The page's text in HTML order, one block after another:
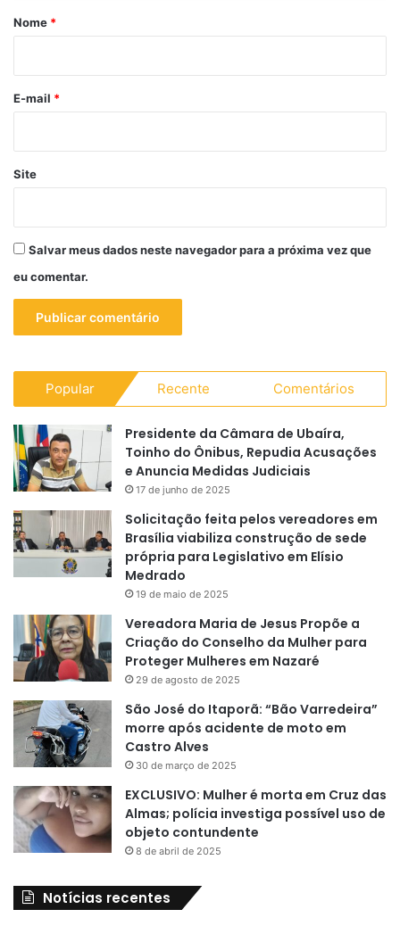
r
*
Nome *
E-mail *
Site
Salvar meus dados neste navegador para a próxima vez que
eu comentar.
Popular Recente Comentários
Presidente da Câmara de Ubaíra,
Toinho do Ônibus, Repudia Acusações
e Anuncia Medidas Judiciais
17 de junho de 2025
Solicitação feita pelos vereadores em
Brasília viabiliza construção de sede
própria para Legislativo em Elísio
Medrado
19 de maio de 2025
Vereadora Maria de Jesus Propõe a
Criação do Conselho da Mulher para
Proteger Mulheres em Nazaré
29 de agosto de 2025
São José do Itaporã: “Bão Varredeira”
morre após acidente de moto em
Castro Alves
30 de março de 2025
EXCLUSIVO: Mulher é morta em Cruz das
Almas; polícia investiga possível uso de
objeto contundente
8 de abril de 2025
Notícias recentes